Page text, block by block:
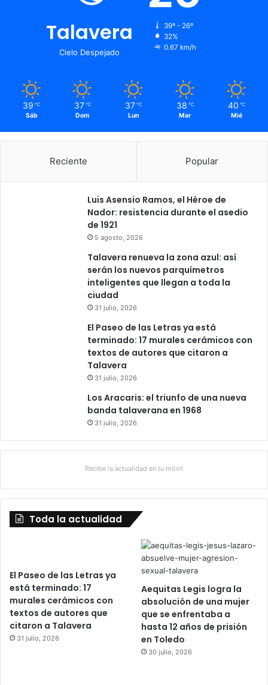
d
Talavera
Cielo Despejado
39º - 26º
32%
0.67 km/h
39 ℃
Sáb
37 ℃
Dom
37 ℃
Lun
38 ℃
Mar
40 ℃
Mié
Reciente Popular
Luis Asensio Ramos, el Héroe de
Nador: resistencia durante el asedio
de 1921
5 agosto, 2026
Talavera renueva la zona azul: así
serán los nuevos parquímetros
inteligentes que llegan a toda la
ciudad
31 julio, 2026
El Paseo de las Letras ya está
terminado: 17 murales cerámicos con
textos de autores que citaron a
Talavera
31 julio, 2026
Los Aracaris: el triunfo de una nueva
banda talaverana en 1968
31 julio, 2026
Recibe la actualidad en tu móvil
Toda la actualidad
El Paseo de las Letras ya
está terminado: 17
murales cerámicos con
textos de autores que
citaron a Talavera
31 julio, 2026
Aequitas Legis logra la
absolución de una mujer
que se enfrentaba a
hasta 12 años de prisión
en Toledo
30 julio, 2026